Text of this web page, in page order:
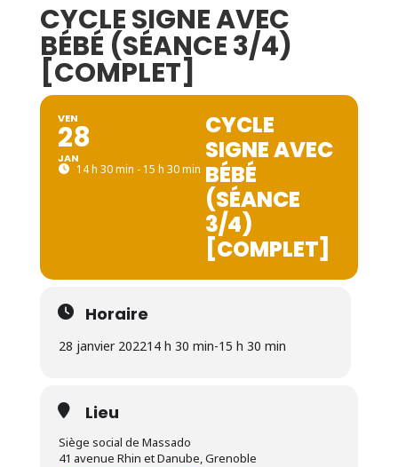
CYCLE SIGNE AVEC
BÉBÉ (SÉANCE 3/4)
[COMPLET]
VEN
28
JAN
14 h 30 min - 15 h 30 min
CYCLE
SIGNE AVEC
BÉBÉ
(SÉANCE
3/4)
[COMPLET]
Horaire
28 janvier 202214 h 30 min-15 h 30 min
Lieu
Siège social de Massado
41 avenue Rhin et Danube, Grenoble